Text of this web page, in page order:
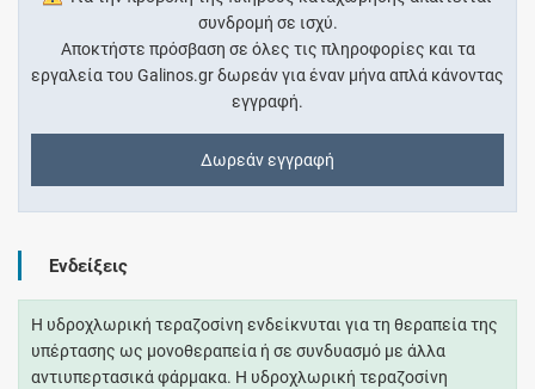
συνδρομή σε ισχύ.
Αποκτήστε πρόσβαση σε όλες τις πληροφορίες και τα
εργαλεία του Galinos.gr δωρεάν για έναν μήνα απλά κάνοντας
εγγραφή.
Δωρεάν εγγραφή
Ενδείξεις
Η υδροχλωρική τεραζοσίνη ενδείκνυται για τη θεραπεία της
υπέρτασης ως μονοθεραπεία ή σε συνδυασμό με άλλα
αντιυπερτασικά φάρμακα. Η υδροχλωρική τεραζοσίνη